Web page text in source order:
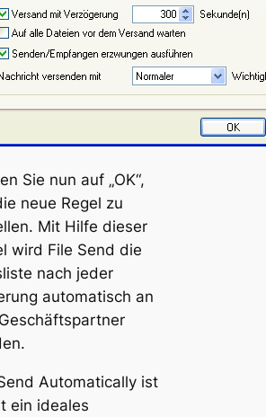
Sie nun auf „OK“,
neue Regel zu
Mit Hilfe dieser
wird File Send die
nach jeder
automatisch an
Automatically ist
ein ideales